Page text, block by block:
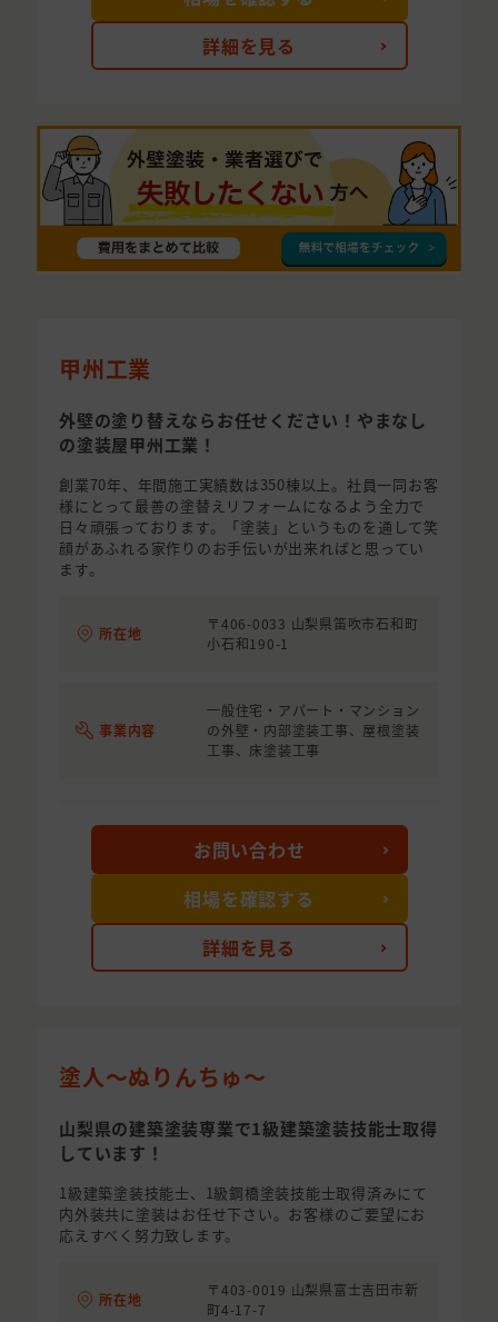
詳細を見る
甲州工業
外壁の塗り替えならお任せください！やまなし
の塗装屋甲州工業！
創業70年、年間施工実績数は350棟以上。社員一同お客
様にとって最善の塗替えリフォームになるよう全力で
日々頑張っております。「塗装」というものを通して笑
顔があふれる家作りのお手伝いが出来ればと思ってい
ます。
所在地
〒406-0033 山梨県笛吹市石和町
小石和190-1
事業内容
一般住宅・アパート・マンション
の外壁・内部塗装工事、屋根塗装
工事、床塗装工事
詳細を見る
お問い合わせ
相場を確認する
塗人〜ぬりんちゅ〜
山梨県の建築塗装専業で1級建築塗装技能士取得
しています！
1級建築塗装技能士、1級鋼橋塗装技能士取得済みにて
内外装共に塗装はお任せ下さい。お客様のご要望にお
応えすべく努力致します。
所在地
〒403-0019 山梨県富士吉田市新
町4-17-7